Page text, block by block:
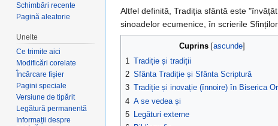
Altfel definită, Tradiția sfântă este
sinoadelor ecumenice, în scrierile
Cuprins [ascunde]
1 Tradiție și tradiții
2 Sfânta Tradiție și Sfânta Scriptură
3 Tradiție și inovație (înnoire) în Biserica
4 A se vedea și
5
Legături externe
Schimbări recente
Pagină aleatorie
Unelte
Ce trimite aici
Modificări corelate
Încărcare fișier
Pagini speciale
Versiune de tipărit
Legătură permanentă
Informații despre